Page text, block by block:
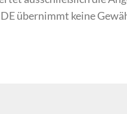
übernimmt keine